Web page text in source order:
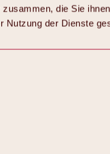
die Sie
Nutzung der Dienste